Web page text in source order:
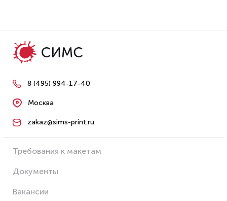
8 (495) 994-17-40
Москва
zakaz@sims-print.ru
Требования к макетам
Документы
Вакансии